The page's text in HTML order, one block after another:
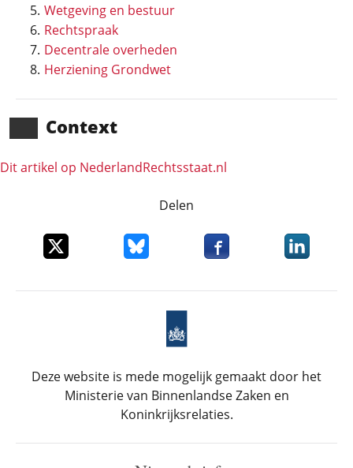
Wetgeving en bestuur
Rechtspraak
Decentrale overheden
Herziening Grondwet
Context
Dit artikel op NederlandRechts­staat.nl
Delen
Deel dit item op XDeel dit item op Bluesky
Deel dit item opDeel dit
Deze website is mede mogelijk gemaakt door het
Ministerie van Binnenlandse Zaken en
Koninkrijksrelaties.